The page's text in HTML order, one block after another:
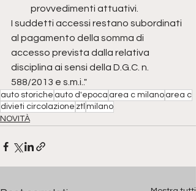
provvedimenti attuativi.
I suddetti accessi restano subordinati
al pagamento della somma di
accesso prevista dalla relativa
disciplina ai sensi della D.G.C. n.
588/2013 e s.m.i.."
auto storiche auto d'epoca area c milano area c
divieti circolazione ztl milano
NOVITÀ